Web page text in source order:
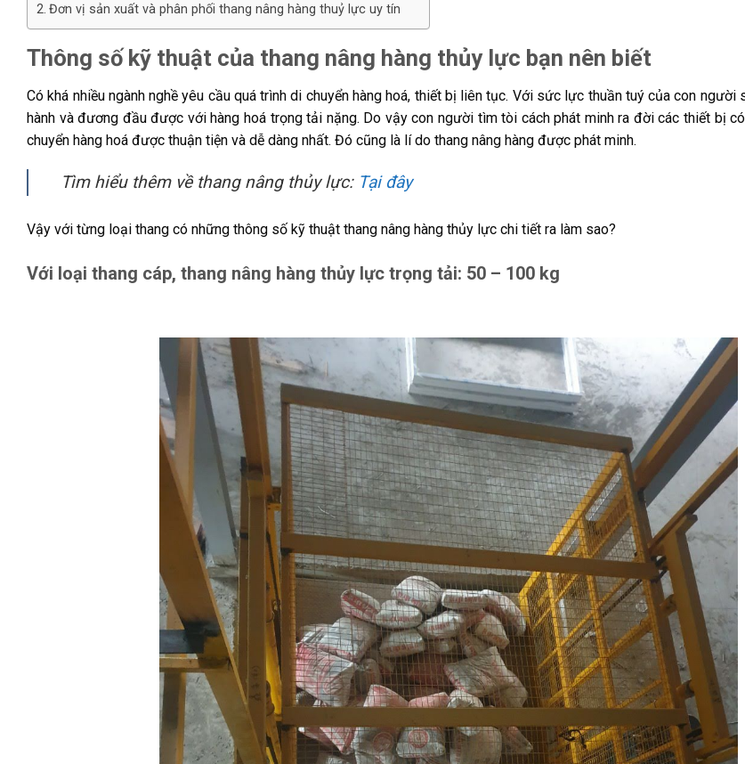
Đơn vị sản xuất và phân phối thang nâng hàng thuỷ lực uy tín
Thông số kỹ thuật của thang nâng hàng thủy lực bạn nên biết
Có khá nhiều ngành nghề yêu cầu quá trình di chuyển hàng hoá, thiết bị liên tục. Với sức lực thuần tuý của con người
hành và đương đầu được với hàng hoá trọng tải nặng. Do vậy con người tìm tòi cách phát minh ra đời các thiết bị
chuyển hàng hoá được thuận tiện và dễ dàng nhất. Đó cũng là lí do thang nâng hàng được phát minh.
Tìm hiểu thêm về thang nâng thủy lực: Tại đây
Vậy với từng loại thang có những thông số kỹ thuật thang nâng hàng thủy lực chi tiết ra làm sao?
Với loại thang cáp, thang nâng hàng thủy lực trọng tải: 50 – 100 kg